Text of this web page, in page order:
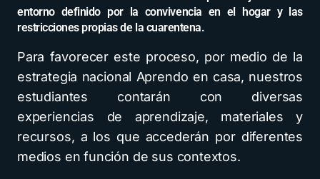
entorno definido por la convivencia en el hogar y las
restricciones propias de la cuarentena.
Para favorecer este proceso, por medio de la
estrategia nacional Aprendo en casa, nuestros
estudiantes contarán con diversas
experiencias de aprendizaje, materiales y
recursos, a los que accederán por diferentes
medios en función de sus contextos.